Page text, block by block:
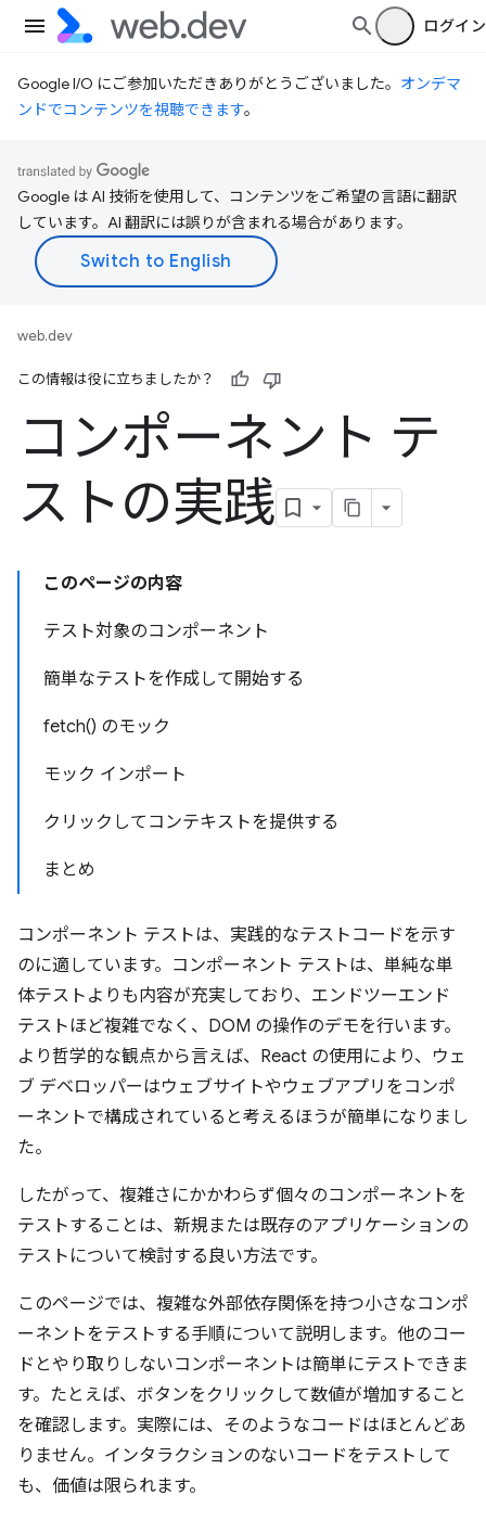
ログイン
Google I/O にご参加いただきありがとうございました。 オンデマ
ンドでコンテンツを視聴できます。
Google は AI 技術を使用して、コンテンツをご希望の言語に翻訳
しています。AI 翻訳には誤りが含まれる場合があります。
web.dev
この情報は役に立ちましたか？
コンポーネント テ
ストの実践
このページの内容
テスト対象のコンポーネント
簡単なテストを作成して開始する
fetch() のモック
モック インポート
クリックしてコンテキストを提供する
まとめ
コンポーネント テストは、実践的なテストコードを示す
のに適しています。コンポーネント テストは、単純な単
体テストよりも内容が充実しており、エンドツーエンド
テストほど複雑でなく、DOM の操作のデモを行います。
より哲学的な観点から言えば、React の使用により、ウェ
ブ デベロッパーはウェブサイトやウェブアプリをコンポ
ーネントで構成されていると考えるほうが簡単になりまし
た。
したがって、複雑さにかかわらず個々のコンポーネントを
テストすることは、新規または既存のアプリケーションの
テストについて検討する良い方法です。
このページでは、複雑な外部依存関係を持つ小さなコンポ
ーネントをテストする手順について説明します。他のコー
ドとやり取りしないコンポーネントは簡単にテストできま
す。たとえば、ボタンをクリックして数値が増加すること
を確認します。実際には、そのようなコードはほとんどあ
りません。インタラクションのないコードをテストして
も、価値は限られます。